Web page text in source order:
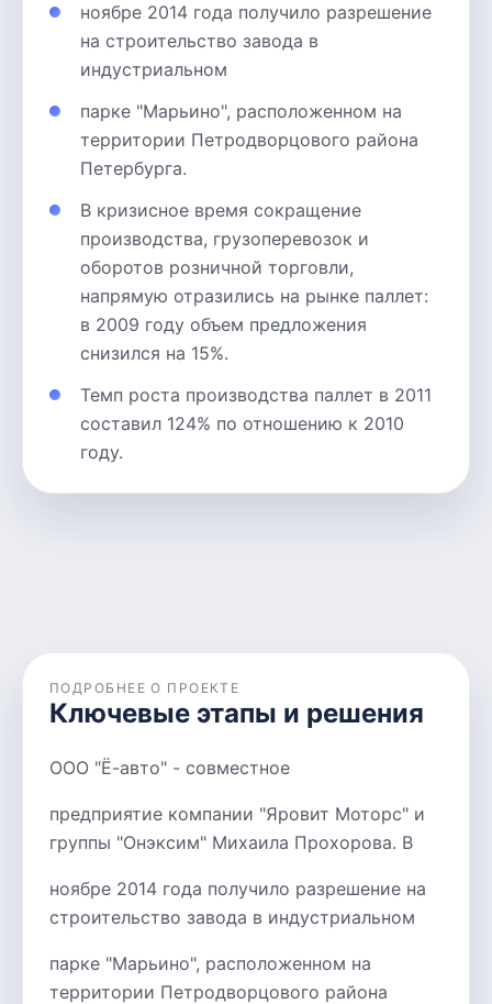
ноябре 2014 года получило разрешение
на строительство завода в
индустриальном
парке "Марьино", расположенном на
территории Петродворцового района
Петербурга.
В кризисное время сокращение
производства, грузоперевозок и
оборотов розничной торговли,
напрямую отразились на рынке паллет:
в 2009 году объем предложения
снизился на 15%.
Темп роста производства паллет в 2011
составил 124% по отношению к 2010
году.
ПОДРОБНЕЕ О ПРОЕКТЕ
Ключевые этапы и решения
ООО "Ё-авто" - совместное
предприятие компании "Яровит Моторс" и
группы "Онэксим" Михаила Прохорова. В
ноябре 2014 года получило разрешение на
строительство завода в индустриальном
парке "Марьино", расположенном на
территории Петродворцового района